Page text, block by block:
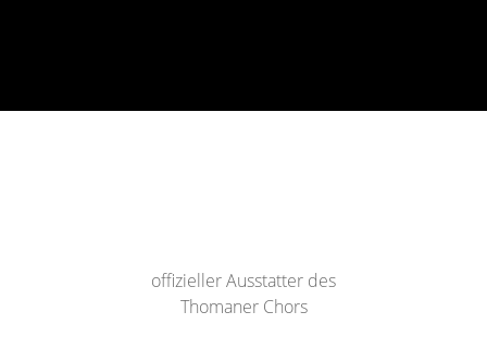
offizieller Ausstatter des
Thomaner Chors